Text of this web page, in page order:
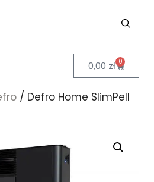
0,00 zł 0
/ Defro Home SlimPell